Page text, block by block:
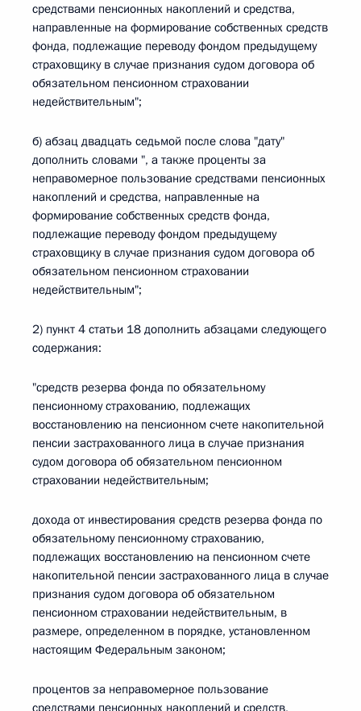
средствами пенсионных накоплений и средства,
направленные на формирование собственных средств
фонда, подлежащие переводу фондом предыдущему
страховщику в случае признания судом договора об
обязательном пенсионном страховании
недействительным";
б) абзац двадцать седьмой после слова "дату"
дополнить словами ", а также проценты за
неправомерное пользование средствами пенсионных
накоплений и средства, направленные на
формирование собственных средств фонда,
подлежащие переводу фондом предыдущему
страховщику в случае признания судом договора об
обязательном пенсионном страховании
недействительным";
2) пункт 4 статьи 18 дополнить абзацами следующего
содержания:
"средств резерва фонда по обязательному
пенсионному страхованию, подлежащих
восстановлению на пенсионном счете накопительной
пенсии застрахованного лица в случае признания
судом договора об обязательном пенсионном
страховании недействительным;
дохода от инвестирования средств резерва фонда по
обязательному пенсионному страхованию,
подлежащих восстановлению на пенсионном счете
накопительной пенсии застрахованного лица в случае
признания судом договора об обязательном
пенсионном страховании недействительным, в
размере, определенном в порядке, установленном
настоящим Федеральным законом;
процентов за неправомерное пользование
средствами пенсионных накоплений и средств,